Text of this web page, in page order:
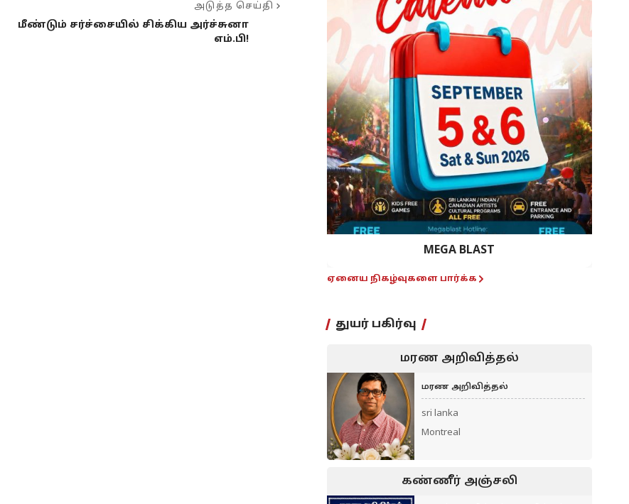
அடுத்த செய்தி
மீண்டும் சர்ச்சையில் சிக்கிய அர்ச்சுனா
எம்.பி!
MEGA BLAST
ஏனைய நிகழ்வுகளை பார்க்க
துயர் பகிர்வு
மரண அறிவித்தல்
மரண அறிவித்தல்
sri lanka
Montreal
கண்ணீர் அஞ்சலி